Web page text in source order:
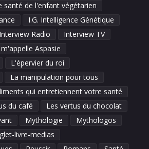
santé de l'enfant végétarien
I.G. Intelligence Génétique
Interview Radio
Interview TV
m'appelle Aspasie
L'épervier du roi
La manipulation pour tous
qui entretiennent votre santé
du café
Les vertus du chocolat
Mythologie
Mythologos
livre-medias